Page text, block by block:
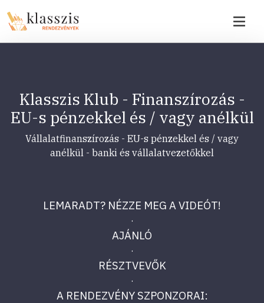
Klasszis Klub - Finanszírozás -
EU-s pénzekkel és / vagy anélkül
Vállalatfinanszírozás - EU-s pénzekkel és / vagy
anélkül - banki és vállalatvezetőkkel
LEMARADT? NÉZZE MEG A VIDEÓT!
·
AJÁNLÓ
·
RÉSZTVEVŐK
·
A RENDEZVÉNY SZPONZORAI: